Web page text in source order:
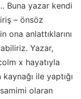
Buna yazar kendi
– önsöz
ona anlattıklarını
Yazar,
x hayatıyla
ile yaptığı
olaran